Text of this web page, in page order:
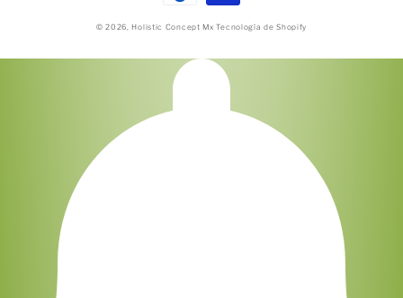
© 2026, Holistic Concept Mx Tecnología de Shopify